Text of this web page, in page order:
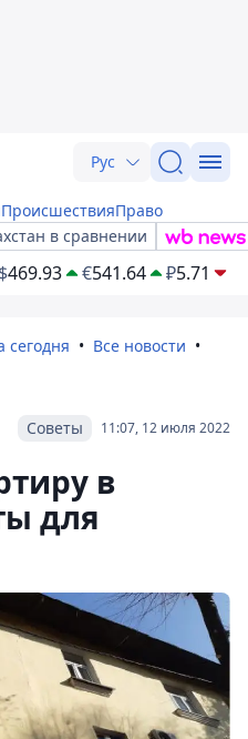
Рус
ПроисшествияПраво
в сравнении
$469.93 €541.64 ₽5.71
сегодня
Все новости
11:07, 12 июля 2022
Советы
в
для